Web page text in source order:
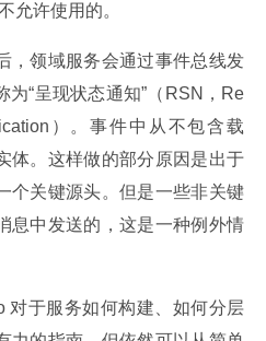
允许使用的。
，领域服务会通过事件总线发
“呈现状态通知”（RSN，Re
）。事件中从不包含载
体。这样做的部分原因是出于
个关键源头。但是一些非关键
息中发送的，这是一种例外情
对于服务如何构建、如何分层